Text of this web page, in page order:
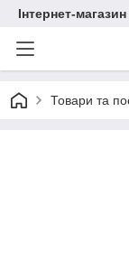
Інтернет-
Товари та